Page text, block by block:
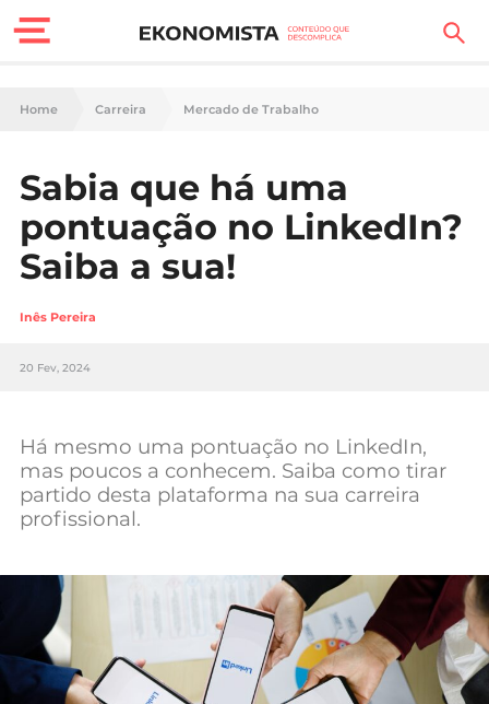
Finanças Pessoais
Carreira
Casa
Lifestyle
Sociedade
Negócios
Mundial 2026
Home Carreira Mercado de Trabalho
Sabia que há uma
pontuação no LinkedIn?
Saiba a sua!
Inês Pereira
20 Fev, 2024
Há mesmo uma pontuação no LinkedIn,
mas poucos a conhecem. Saiba como tirar
partido desta plataforma na sua carreira
profissional.